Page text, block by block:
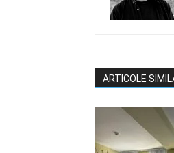
ARTICOLE